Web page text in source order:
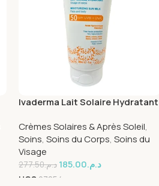
Ivaderma Lait Solaire Hydratant
Crèmes Solaires & Après Soleil,
Soins, Soins du Corps, Soins du
Visage
د.م.277.50 د.م.185.00
UGS 27854